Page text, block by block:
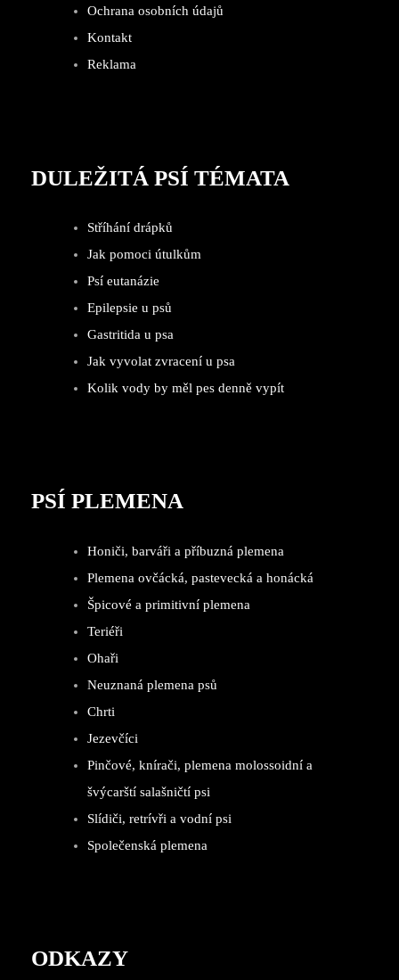
Ochrana osobních údajů
Kontakt
Reklama
DULEŽITÁ PSÍ TÉMATA
Stříhání drápků
Jak pomoci útulkům
Psí eutanázie
Epilepsie u psů
Gastritida u psa
Jak vyvolat zvracení u psa
Kolik vody by měl pes denně vypít
PSÍ PLEMENA
Honiči, barváři a příbuzná plemena
Plemena ovčácká, pastevecká a honácká
Špicové a primitivní plemena
Teriéři
Ohaři
Neuznaná plemena psů
Chrti
Jezevčíci
Pinčové, knírači, plemena molossoidní a
švýcarští salašničtí psi
Slídiči, retrívři a vodní psi
Společenská plemena
ODKAZY